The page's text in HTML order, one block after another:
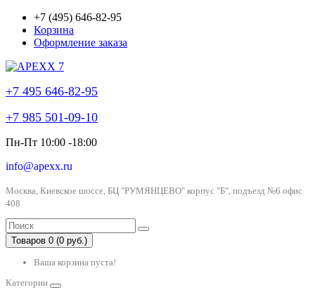
+7 (495) 646-82-95
Корзина
Оформление заказа
+7 495 646-82-95
+7 985 501-09-10
Пн-Пт 10:00 -18:00
info@apexx.ru
Москва, Киевское шоссе, БЦ "РУМЯНЦЕВО" корпус "Б", подъезд №6 офис
408
Товаров 0 (0 руб.)
Ваша корзина пуста!
Категории